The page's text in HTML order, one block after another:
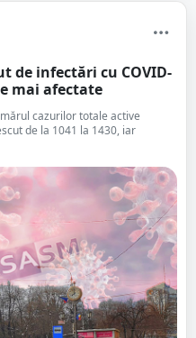
de infectări cu COVID-
mai afectate
cazurilor totale active
de la 1041 la 1430, iar